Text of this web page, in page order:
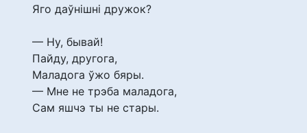
Яго даўнішні дружок?
— Ну, бывай!
Пайду, другога,
Маладога ўжо бяры.
— Мне не трэба маладога,
Сам яшчэ ты не стары.